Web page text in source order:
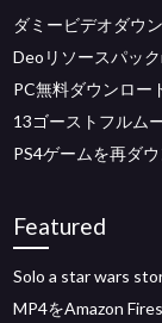
ダミービデオダウ
Deoリソースパッ
PC無料ダウンロー
13ゴーストフルム
PS4ゲームを再ダ
Featured
Solo a star wars
MP4をAmazon